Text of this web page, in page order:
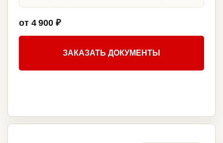
от 4 900 ₽
ЗАКАЗАТЬ ДОКУМЕНТЫ